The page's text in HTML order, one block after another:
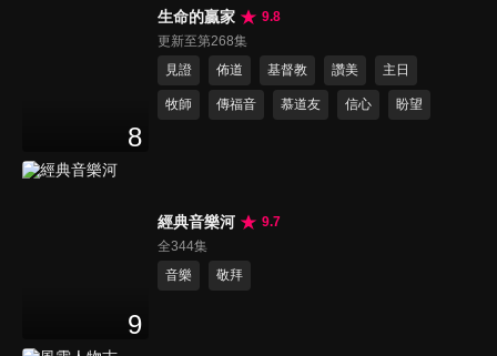
8
生命的贏家
9.8
更新至第268集
見證
佈道 基督教 讚美 主日
牧師 傳福音 慕道友 信心 盼望
9
經典音樂河
9.7
全344集
音樂
敬拜